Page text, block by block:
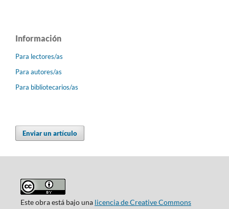
Información
Para lectores/as
Para autores/as
Para bibliotecarios/as
Enviar un artículo
Este obra está bajo una licencia de Creative Commons